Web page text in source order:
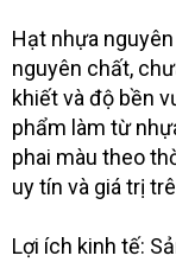
Hạt nhựa
nguyên chất,
khiết và độ bền
phẩm làm từ
phai màu theo
uy tín và giá trị
Lợi ích kinh tế: